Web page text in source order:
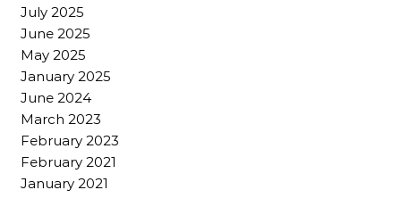
July 2025
June 2025
May 2025
January 2025
June 2024
March 2023
February 2023
February 2021
January 2021